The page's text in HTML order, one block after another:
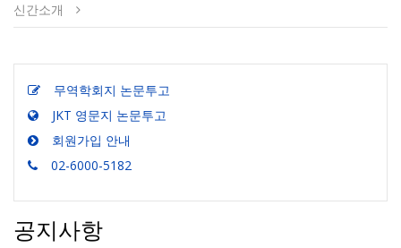
신간소개
무역학회지 논문투고
JKT 영문지 논문투고
회원가입 안내
02-6000-5182
공지사항